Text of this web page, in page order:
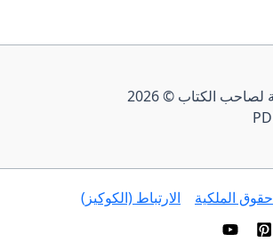
حقوق الطبع والنشر محفوظة لصاحب الكتاب © 2026
حقوق الملكية الارتباط (الكوكيز)